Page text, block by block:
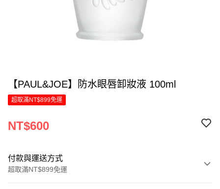
【PAUL&JOE】防水眼唇卸妝液 100ml
超取滿NT$899免運
NT$600
付款與運送方式
超取滿NT$899免運